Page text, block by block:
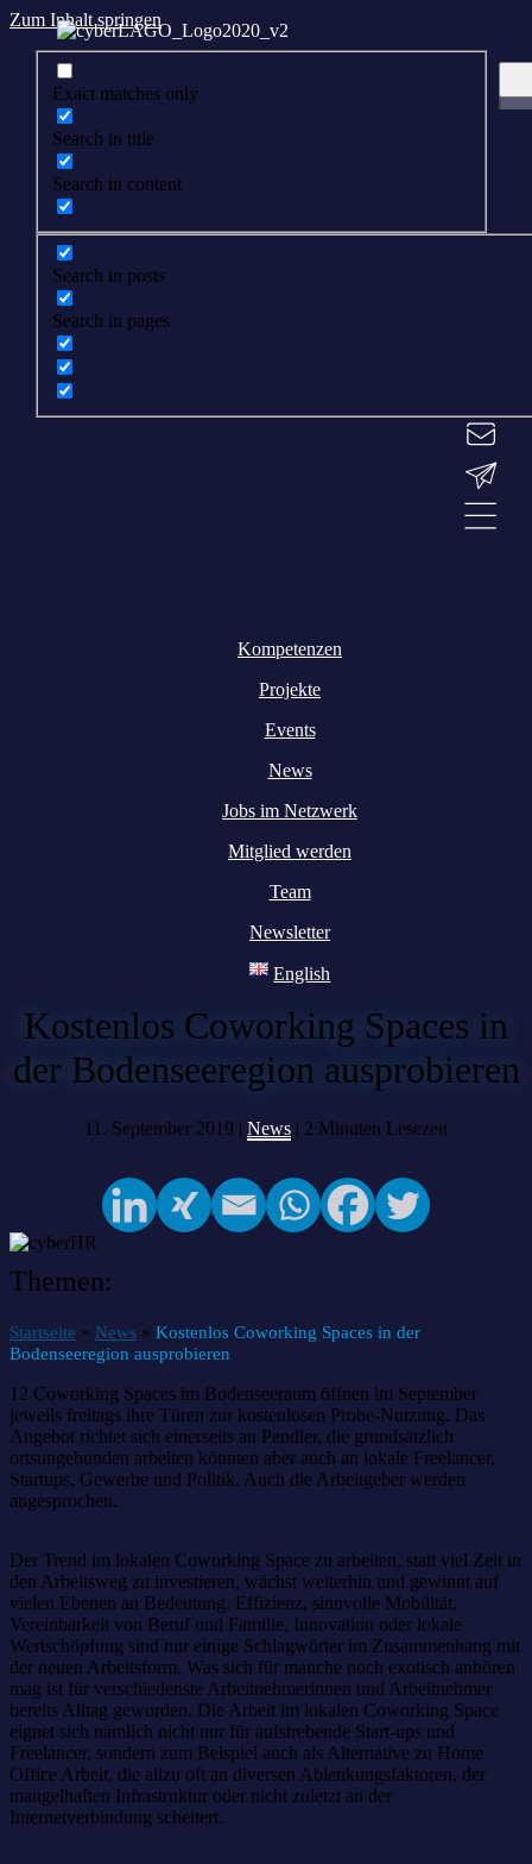
Zum Inhalt springen
Exact matches only
Search in title
Search in content
Search in posts
Search in pages
Kompetenzen
Projekte
Events
News
Jobs im Netzwerk
Mitglied werden
Team
Newsletter
English
Kostenlos Coworking Spaces in
der Bodenseeregion ausprobieren
11. September 2019 | News | 2 Minuten Lesezeit
Themen:
Startseite » News » Kostenlos Coworking Spaces in der
Bodenseeregion ausprobieren
12 Coworking Spaces im Bodenseeraum öffnen im September
jeweils freitags ihre Türen zur kostenlosen Probe-Nutzung. Das
Angebot richtet sich einerseits an Pendler, die grundsätzlich
ortsungebunden arbeiten könnten aber auch an lokale Freelancer,
Startups, Gewerbe und Politik. Auch die Arbeitgeber werden
angesprochen.
Der Trend im lokalen Coworking Space zu arbeiten, statt viel Zeit in
den Arbeitsweg zu investieren, wächst weiterhin und gewinnt auf
vielen Ebenen an Bedeutung. Effizienz, sinnvolle Mobilität,
Vereinbarkeit von Beruf und Familie, Innovation oder lokale
Wertschöpfung sind nur einige Schlagwörter im Zusammenhang mit
der neuen Arbeitsform. Was sich für manche noch exotisch anhören
mag ist für verschiedenste Arbeitnehmerinnen und Arbeitnehmer
bereits Alltag geworden. Die Arbeit im lokalen Coworking Space
eignet sich nämlich nicht nur für aufstrebende Start-ups und
Freelancer, sondern zum Beispiel auch als Alternative zu Home
Office Arbeit, die allzu oft an diversen Ablenkungsfaktoren, der
mangelhaften Infrastruktur oder nicht zuletzt an der
Internetverbindung scheitert.